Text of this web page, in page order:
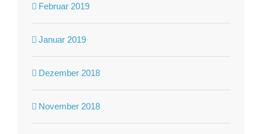
Februar 2019
Januar 2019
Dezember 2018
November 2018